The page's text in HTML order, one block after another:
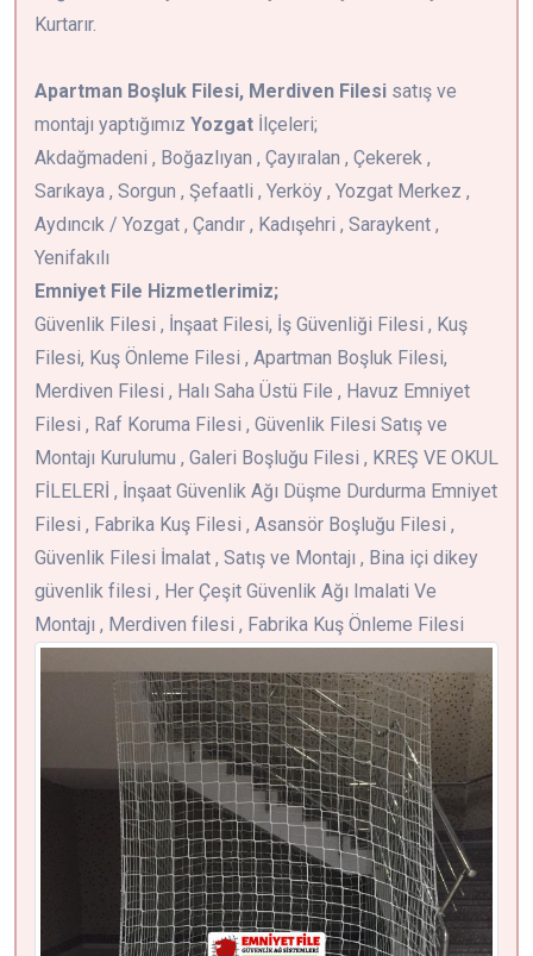
Kurtarır.
Apartman Boşluk Filesi, Merdiven Filesi satış ve
montajı yaptığımız Yozgat İlçeleri;
Akdağmadeni , Boğazlıyan , Çayıralan , Çekerek ,
Sarıkaya , Sorgun , Şefaatli , Yerköy , Yozgat Merkez ,
Aydıncık / Yozgat , Çandır , Kadışehri , Saraykent ,
Yenifakılı
Emniyet File Hizmetlerimiz;
Güvenlik Filesi , İnşaat Filesi, İş Güvenliği Filesi , Kuş
Filesi, Kuş Önleme Filesi , Apartman Boşluk Filesi,
Merdiven Filesi , Halı Saha Üstü File , Havuz Emniyet
Filesi , Raf Koruma Filesi , Güvenlik Filesi Satış ve
Montajı Kurulumu , Galeri Boşluğu Filesi , KREŞ VE OKUL
FİLELERİ , İnşaat Güvenlik Ağı Düşme Durdurma Emniyet
Filesi , Fabrika Kuş Filesi , Asansör Boşluğu Filesi ,
Güvenlik Filesi İmalat , Satış ve Montajı , Bina içi dikey
güvenlik filesi , Her Çeşit Güvenlik Ağı Imalati Ve
Montajı , Merdiven filesi , Fabrika Kuş Önleme Filesi